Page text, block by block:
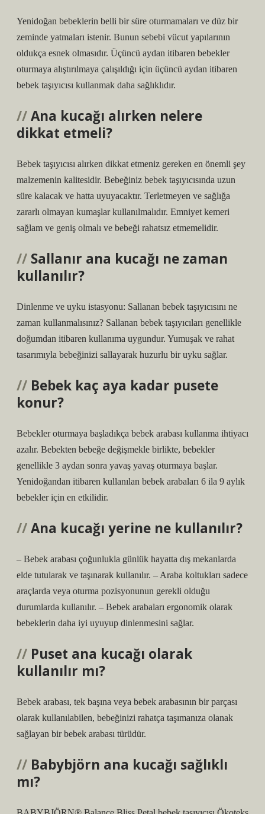
Yenidoğan bebeklerin belli bir süre oturmamaları ve düz bir
zeminde yatmaları istenir. Bunun sebebi vücut yapılarının
oldukça esnek olmasıdır. Üçüncü aydan itibaren bebekler
oturmaya alıştırılmaya çalışıldığı için üçüncü aydan itibaren
bebek taşıyıcısı kullanmak daha sağlıklıdır.
Ana kucağı alırken nelere
dikkat etmeli?
Bebek taşıyıcısı alırken dikkat etmeniz gereken en önemli şey
malzemenin kalitesidir. Bebeğiniz bebek taşıyıcısında uzun
süre kalacak ve hatta uyuyacaktır. Terletmeyen ve sağlığa
zararlı olmayan kumaşlar kullanılmalıdır. Emniyet kemeri
sağlam ve geniş olmalı ve bebeği rahatsız etmemelidir.
Sallanır ana kucağı ne zaman
kullanılır?
Dinlenme ve uyku istasyonu: Sallanan bebek taşıyıcısını ne
zaman kullanmalısınız? Sallanan bebek taşıyıcıları genellikle
doğumdan itibaren kullanıma uygundur. Yumuşak ve rahat
tasarımıyla bebeğinizi sallayarak huzurlu bir uyku sağlar.
Bebek kaç aya kadar pusete
konur?
Bebekler oturmaya başladıkça bebek arabası kullanma ihtiyacı
azalır. Bebekten bebeğe değişmekle birlikte, bebekler
genellikle 3 aydan sonra yavaş yavaş oturmaya başlar.
Yenidoğandan itibaren kullanılan bebek arabaları 6 ila 9 aylık
bebekler için en etkilidir.
Ana kucağı yerine ne kullanılır?
– Bebek arabası çoğunlukla günlük hayatta dış mekanlarda
elde tutularak ve taşınarak kullanılır. – Araba koltukları sadece
araçlarda veya oturma pozisyonunun gerekli olduğu
durumlarda kullanılır. – Bebek arabaları ergonomik olarak
bebeklerin daha iyi uyuyup dinlenmesini sağlar.
Puset ana kucağı olarak
kullanılır mı?
Bebek arabası, tek başına veya bebek arabasının bir parçası
olarak kullanılabilen, bebeğinizi rahatça taşımanıza olanak
sağlayan bir bebek arabası türüdür.
Babybjörn ana kucağı sağlıklı
mı?